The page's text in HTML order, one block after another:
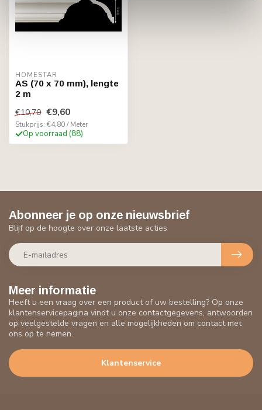
HOMESTAR
AS (70 x 70 mm), lengte
2 m
€10,70 €9,60
Stukprijs: €4,80 / Meter
Op voorraad (88)
Meer informatie
Heeft u een vraag over een product of uw bestelling? Op onze
klantenservicepagina vindt u onze contactgegevens, antwoorden
op veelgestelde vragen en alle mogelijkheden om contact met
ons op te nemen.
Klantenservice
Abonneer je op onze nieuwsbrief
Blijf op de hoogte over onze laatste acties